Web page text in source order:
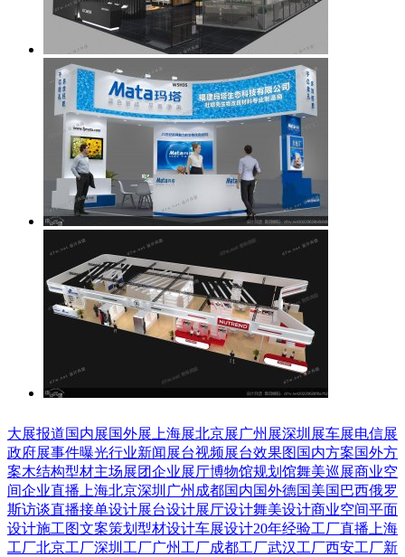
大展报道国内展国外展 上海展北京展广州展深圳展车展电信展
政府展事件曝光行业新闻 展台视频展台效果图 国内方案国外方
案木结构型材主场展团企业展厅博物馆规划馆舞美巡展商业空
间企业直播 上海北京深圳 广州 成都国内国外德国美国 巴西俄罗
斯访谈直播接单设计展台设计展厅设计舞美设计商业空间平面
设计施工图文案策划 型材设计车展设计20年经验工厂直播 上海
工厂北京工厂深圳工厂广州工厂成都工厂武汉工厂西安工厂新